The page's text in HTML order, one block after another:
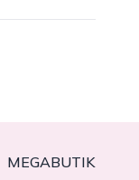
MEGABUTIK